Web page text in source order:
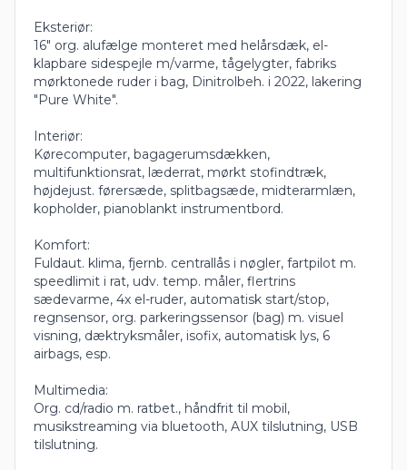
Eksteriør:
16" org. alufælge monteret med helårsdæk, el-
klapbare sidespejle m/varme, tågelygter, fabriks
mørktonede ruder i bag, Dinitrolbeh. i 2022, lakering
"Pure White".
Interiør:
Kørecomputer, bagagerumsdækken,
multifunktionsrat, læderrat, mørkt stofindtræk,
højdejust. førersæde, splitbagsæde, midterarmlæn,
kopholder, pianoblankt instrumentbord.
Komfort:
Fuldaut. klima, fjernb. centrallås i nøgler, fartpilot m.
speedlimit i rat, udv. temp. måler, flertrins
sædevarme, 4x el-ruder, automatisk start/stop,
regnsensor, org. parkeringssensor (bag) m. visuel
visning, dæktryksmåler, isofix, automatisk lys, 6
airbags, esp.
Multimedia:
Org. cd/radio m. ratbet., håndfrit til mobil,
musikstreaming via bluetooth, AUX tilslutning, USB
tilslutning.